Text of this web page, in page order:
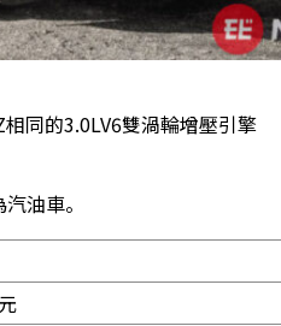
同的3.0LV6雙渦輪增壓引擎
油車。